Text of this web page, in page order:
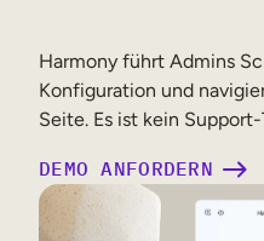
Harmony führt Admins
Konfiguration und
Seite. Es ist kein
DEMO ANFORDERN